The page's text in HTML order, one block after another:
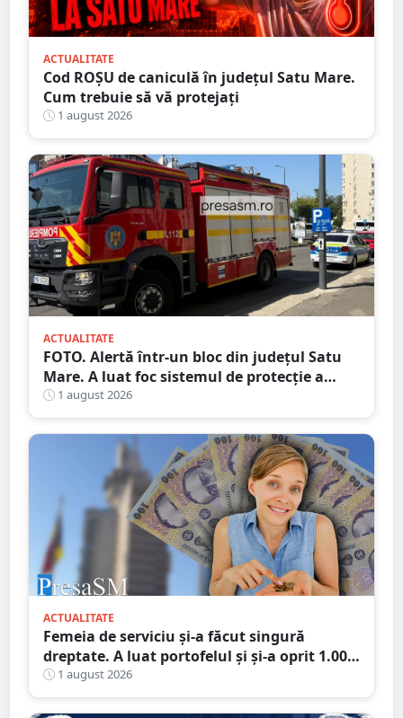
ACTUALITATE
Cod ROȘU de caniculă în județul Satu Mare.
Cum trebuie să vă protejați
1 august 2026
ACTUALITATE
FOTO. Alertă într-un bloc din județul Satu
Mare. A luat foc sistemul de protecție a
gazelor
1 august 2026
ACTUALITATE
Femeia de serviciu și-a făcut singură
dreptate. A luat portofelul și și-a oprit 1.000
de lei: „Ăștia mi se cuvin, sunt pentru
curățenie”
1 august 2026